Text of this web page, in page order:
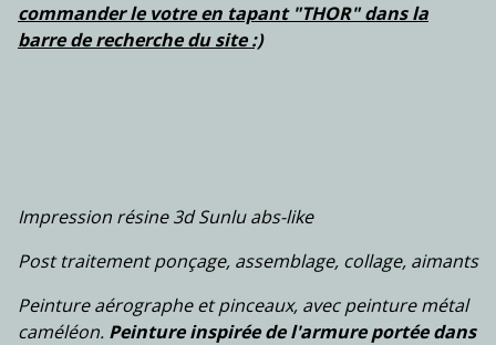
commander le votre en tapant "THOR" dans la
barre de recherche du site :)
Impression résine 3d Sunlu abs-like
Post traitement ponçage, assemblage, collage, aimants
Peinture aérographe et pinceaux, avec peinture métal
caméléon. Peinture inspirée de l'armure portée dans